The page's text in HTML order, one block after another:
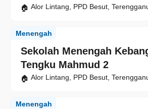
Alor Lintang, PPD Besut,
Sekolah Menengah
Tengku Mahmud 2
Menengah
Alor Lintang, PPD Besut,
Menengah